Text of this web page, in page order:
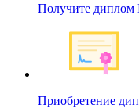
Получите диплом
Приобретение